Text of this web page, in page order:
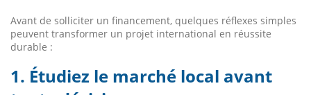
Avant de solliciter un financement, quelques réflexes simples
peuvent transformer un projet international en réussite
durable :
1. Étudiez le marché local avant